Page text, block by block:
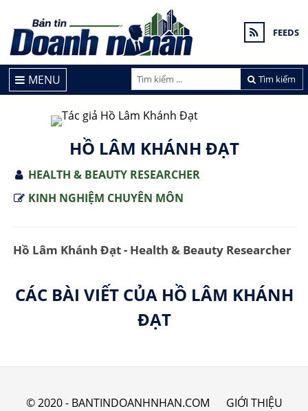
FEEDS
Tìm kiếm
MENU
HỒ LÂM KHÁNH ĐẠT
HEALTH & BEAUTY RESEARCHER
KINH NGHIỆM CHUYÊN MÔN
Hồ Lâm Khánh Đạt - Health & Beauty Researcher
CÁC BÀI VIẾT CỦA HỒ LÂM KHÁNH
ĐẠT
© 2020 - BANTINDOANHNHAN.COM
GIỚI THIỆU